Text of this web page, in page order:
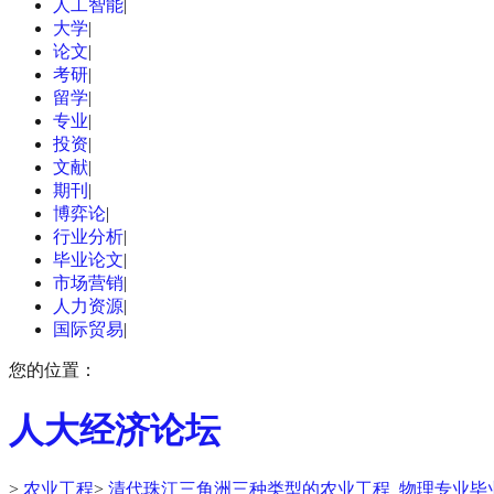
人工智能
大学|
论文|
考研|
留学|
专业|
投资|
文献|
期刊 |
博弈论|
行业分析|
毕业论文|
市场营销|
人力资源|
国际贸易|
您的位置：
人大经济论坛
> 农业工程> 清代珠江三角洲三种类型的农业工程_物理专业毕